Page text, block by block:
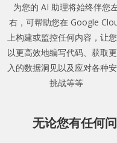
为您的 AI 助理将始终伴您
右，可帮助您在 Google
上构建或监控任何内容，让
以更高效地编写代码、获取
入的数据洞见以及应对各种
挑战等等
无论您有任何